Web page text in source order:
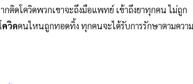
ติดโควิดพวกเขาจะถึงมือแพทย์ เข้าถึงยาทุกคน ไม่ถูก
ควิดคนไหนถูกทอดทิ้ง ทุกคนจะได้รับการรักษาตามความ